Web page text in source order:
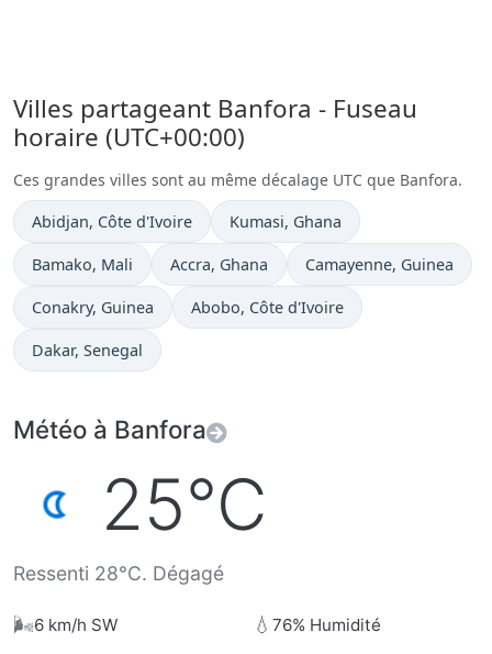
Villes partageant Banfora - Fuseau
horaire (UTC+00:00)
Ces grandes villes sont au même décalage UTC que Banfora.
Heure actuelle à
Abidjan, Côte d'Ivoire Heure actuelle à
Kumasi, Ghana
Heure actuelle à
Bamako, Mali Heure actuelle à
Accra, Ghana Heure actuelle à
Camayenne, Guinea
Heure actuelle à
Conakry, Guinea Heure actuelle à
Abobo, Côte d'Ivoire
Heure actuelle à
Dakar, Senegal
Météo à Banfora
25°C
Ressenti 28°C. Dégagé
🌬️6 km/h SW 💧 76% Humidité